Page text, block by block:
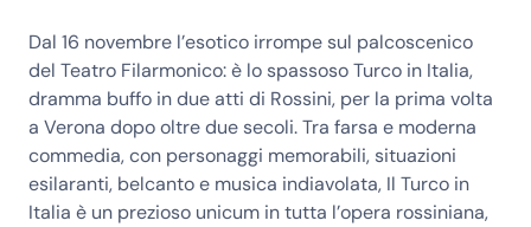
Dal 16 novembre l’esotico irrompe sul palcoscenico
del Teatro Filarmonico: è lo spassoso Turco in Italia,
dramma buffo in due atti di Rossini, per la prima volta
a Verona dopo oltre due secoli. Tra farsa e moderna
commedia, con personaggi memorabili, situazioni
esilaranti, belcanto e musica indiavolata, Il Turco in
Italia è un prezioso unicum in tutta l’opera rossiniana,